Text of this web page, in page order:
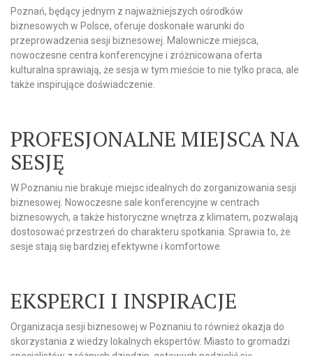
Poznań, będący jednym z najważniejszych ośrodków
biznesowych w Polsce, oferuje doskonałe warunki do
przeprowadzenia sesji biznesowej. Malownicze miejsca,
nowoczesne centra konferencyjne i zróżnicowana oferta
kulturalna sprawiają, że sesja w tym mieście to nie tylko praca, ale
także inspirujące doświadczenie.
PROFESJONALNE MIEJSCA NA
SESJĘ
W Poznaniu nie brakuje miejsc idealnych do zorganizowania sesji
biznesowej. Nowoczesne sale konferencyjne w centrach
biznesowych, a także historyczne wnętrza z klimatem, pozwalają
dostosować przestrzeń do charakteru spotkania. Sprawia to, że
sesje stają się bardziej efektywne i komfortowe.
EKSPERCI I INSPIRACJE
Organizacja sesji biznesowej w Poznaniu to również okazja do
skorzystania z wiedzy lokalnych ekspertów. Miasto to gromadzi